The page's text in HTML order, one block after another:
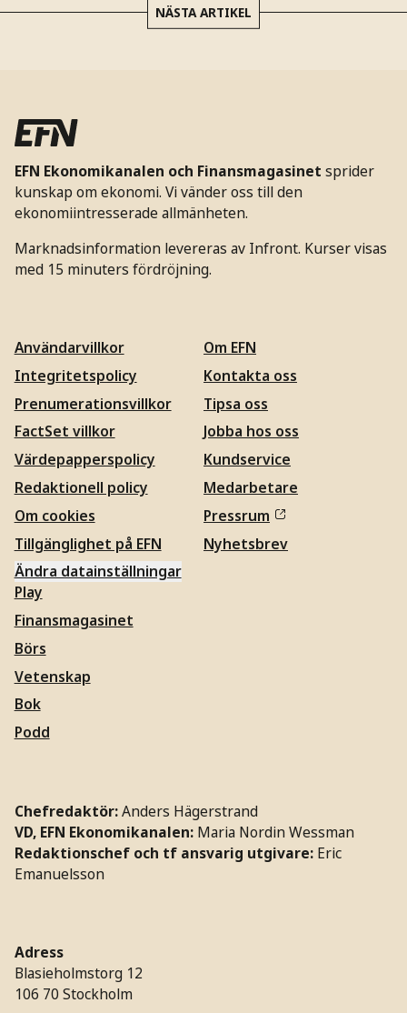
NÄSTA ARTIKEL
EFN Ekonomikanalen och Finansmagasinet sprider
kunskap om ekonomi. Vi vänder oss till den
ekonomiintresserade allmänheten.
Marknadsinformation levereras av Infront. Kurser visas
med 15 minuters fördröjning.
Användarvillkor
Integritetspolicy
Prenumerationsvillkor
FactSet villkor
Värdepapperspolicy
Redaktionell policy
Om cookies
Tillgänglighet på EFN
Ändra datainställningar
Om EFN
Kontakta oss
Tipsa oss
Jobba hos oss
Kundservice
Medarbetare
Pressrum
Nyhetsbrev
Play
Finansmagasinet
Börs
Vetenskap
Bok
Podd
Chefredaktör:Anders Hägerstrand
VD, EFN Ekonomikanalen: Maria Nordin Wessman
Redaktionschef och tf ansvarig utgivare: Eric
Emanuelsson
Adress
Blasieholmstorg 12
106 70 Stockholm